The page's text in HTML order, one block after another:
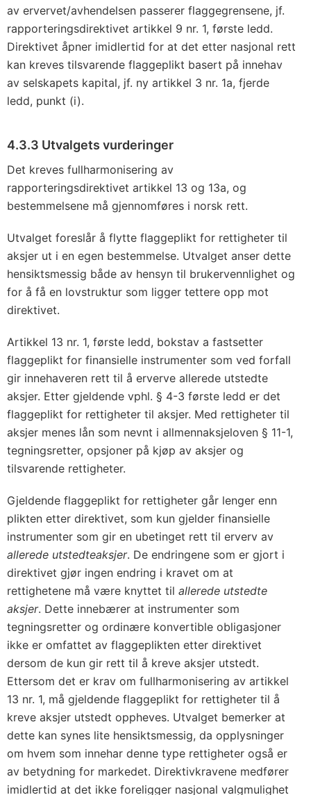
av ervervet/avhendelsen passerer flaggegrensene, jf.
rapporteringsdirektivet artikkel 9 nr. 1, første ledd.
Direktivet åpner imidlertid for at det etter nasjonal rett
kan kreves tilsvarende flaggeplikt basert på innehav
av selskapets kapital, jf. ny artikkel 3 nr. 1a, fjerde
ledd, punkt (i).
4.3.3 Utvalgets vurderinger
Det kreves fullharmonisering av
rapporteringsdirektivet artikkel 13 og 13a, og
bestemmelsene må gjennomføres i norsk rett.
Utvalget foreslår å flytte flaggeplikt for rettigheter til
aksjer ut i en egen bestemmelse. Utvalget anser dette
hensiktsmessig både av hensyn til brukervennlighet og
for å få en lovstruktur som ligger tettere opp mot
direktivet.
Artikkel 13 nr. 1, første ledd, bokstav a fastsetter
flaggeplikt for finansielle instrumenter som ved forfall
gir innehaveren rett til å erverve allerede utstedte
aksjer. Etter gjeldende vphl. § 4-3 første ledd er det
flaggeplikt for rettigheter til aksjer. Med rettigheter til
aksjer menes lån som nevnt i allmennaksjeloven § 11-1,
tegningsretter, opsjoner på kjøp av aksjer og
tilsvarende rettigheter.
Gjeldende flaggeplikt for rettigheter går lenger enn
plikten etter direktivet, som kun gjelder finansielle
instrumenter som gir en ubetinget rett til erverv av
allerede utstedteaksjer. De endringene som er gjort i
direktivet gjør ingen endring i kravet om at
rettighetene må være knyttet til allerede utstedte
aksjer. Dette innebærer at instrumenter som
tegningsretter og ordinære konvertible obligasjoner
ikke er omfattet av flaggeplikten etter direktivet
dersom de kun gir rett til å kreve aksjer utstedt.
Ettersom det er krav om fullharmonisering av artikkel
13 nr. 1, må gjeldende flaggeplikt for rettigheter til å
kreve aksjer utstedt oppheves. Utvalget bemerker at
dette kan synes lite hensiktsmessig, da opplysninger
om hvem som innehar denne type rettigheter også er
av betydning for markedet. Direktivkravene medfører
imidlertid at det ikke foreligger nasjonal valgmulighet